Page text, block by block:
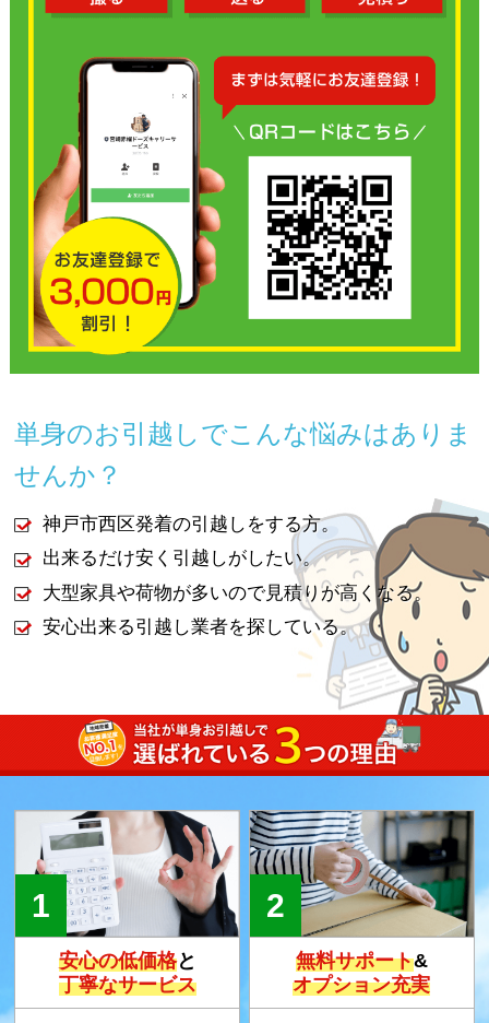
単身のお引越しでこんな悩みはありま
せんか？
神戸市西区発着の引越しをする方。
出来るだけ安く引越しがしたい。
大型家具や荷物が多いので見積りが高くなる。
安心出来る引越し業者を探している。
安心の低価格と
丁寧なサービス
無料サポート&
オプション充実